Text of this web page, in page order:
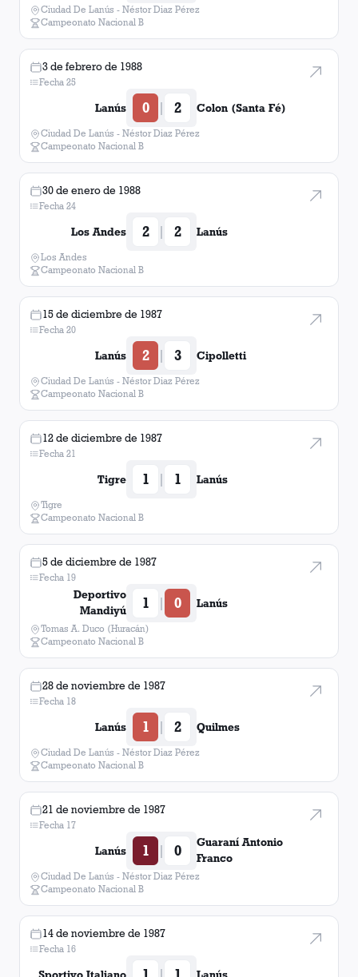
Ciudad De Lanús - Néstor Diaz Pérez
Campeonato Nacional B
3 de febrero de 1988
Fecha 25
Lanús 0 | 2 Colon (Santa Fé)
Ciudad De Lanús - Néstor Diaz Pérez
Campeonato Nacional B
30 de enero de 1988
Fecha 24
Los Andes 2 | 2 Lanús
Los Andes
Campeonato Nacional B
15 de diciembre de 1987
Fecha 20
Lanús 2 | 3 Cipolletti
Ciudad De Lanús - Néstor Diaz Pérez
Campeonato Nacional B
12 de diciembre de 1987
Fecha 21
Tigre 1 | 1 Lanús
Tigre
Campeonato Nacional B
5 de diciembre de 1987
Fecha 19
Deportivo
Mandiyú
1 | 0 Lanús
Tomas A. Duco (Huracán)
Campeonato Nacional B
28 de noviembre de 1987
Fecha 18
Lanús 1 | 2 Quilmes
Ciudad De Lanús - Néstor Diaz Pérez
Campeonato Nacional B
21 de noviembre de 1987
Fecha 17
Lanús 1 | 0
Guaraní Antonio
Franco
Ciudad De Lanús - Néstor Diaz Pérez
Campeonato Nacional B
14 de noviembre de 1987
Fecha 16